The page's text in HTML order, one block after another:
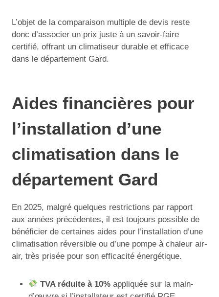
L’objet de la comparaison multiple de devis reste
donc d’associer un prix juste à un savoir-faire
certifié, offrant un climatiseur durable et efficace
dans le département Gard.
Aides financières pour
l’installation d’une
climatisation dans le
département Gard
En 2025, malgré quelques restrictions par rapport
aux années précédentes, il est toujours possible de
bénéficier de certaines aides pour l’installation d’une
climatisation réversible ou d’une pompe à chaleur air-
air, très prisée pour son efficacité énergétique.
TVA réduite à 10% appliquée sur la main-